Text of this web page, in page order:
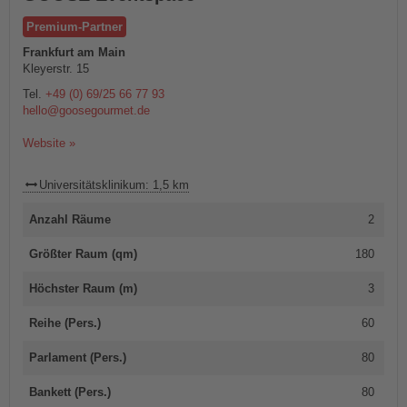
Premium-Partner
Frankfurt am Main
Kleyerstr. 15
Tel. +49 (0) 69/25 66 77 93
hello@goosegourmet.de
Website »
Universitätsklinikum: 1,5 km
Anzahl Räume 2
Größter Raum (qm) 180
Höchster Raum (m) 3
Reihe (Pers.) 60
Parlament (Pers.) 80
Bankett (Pers.) 80